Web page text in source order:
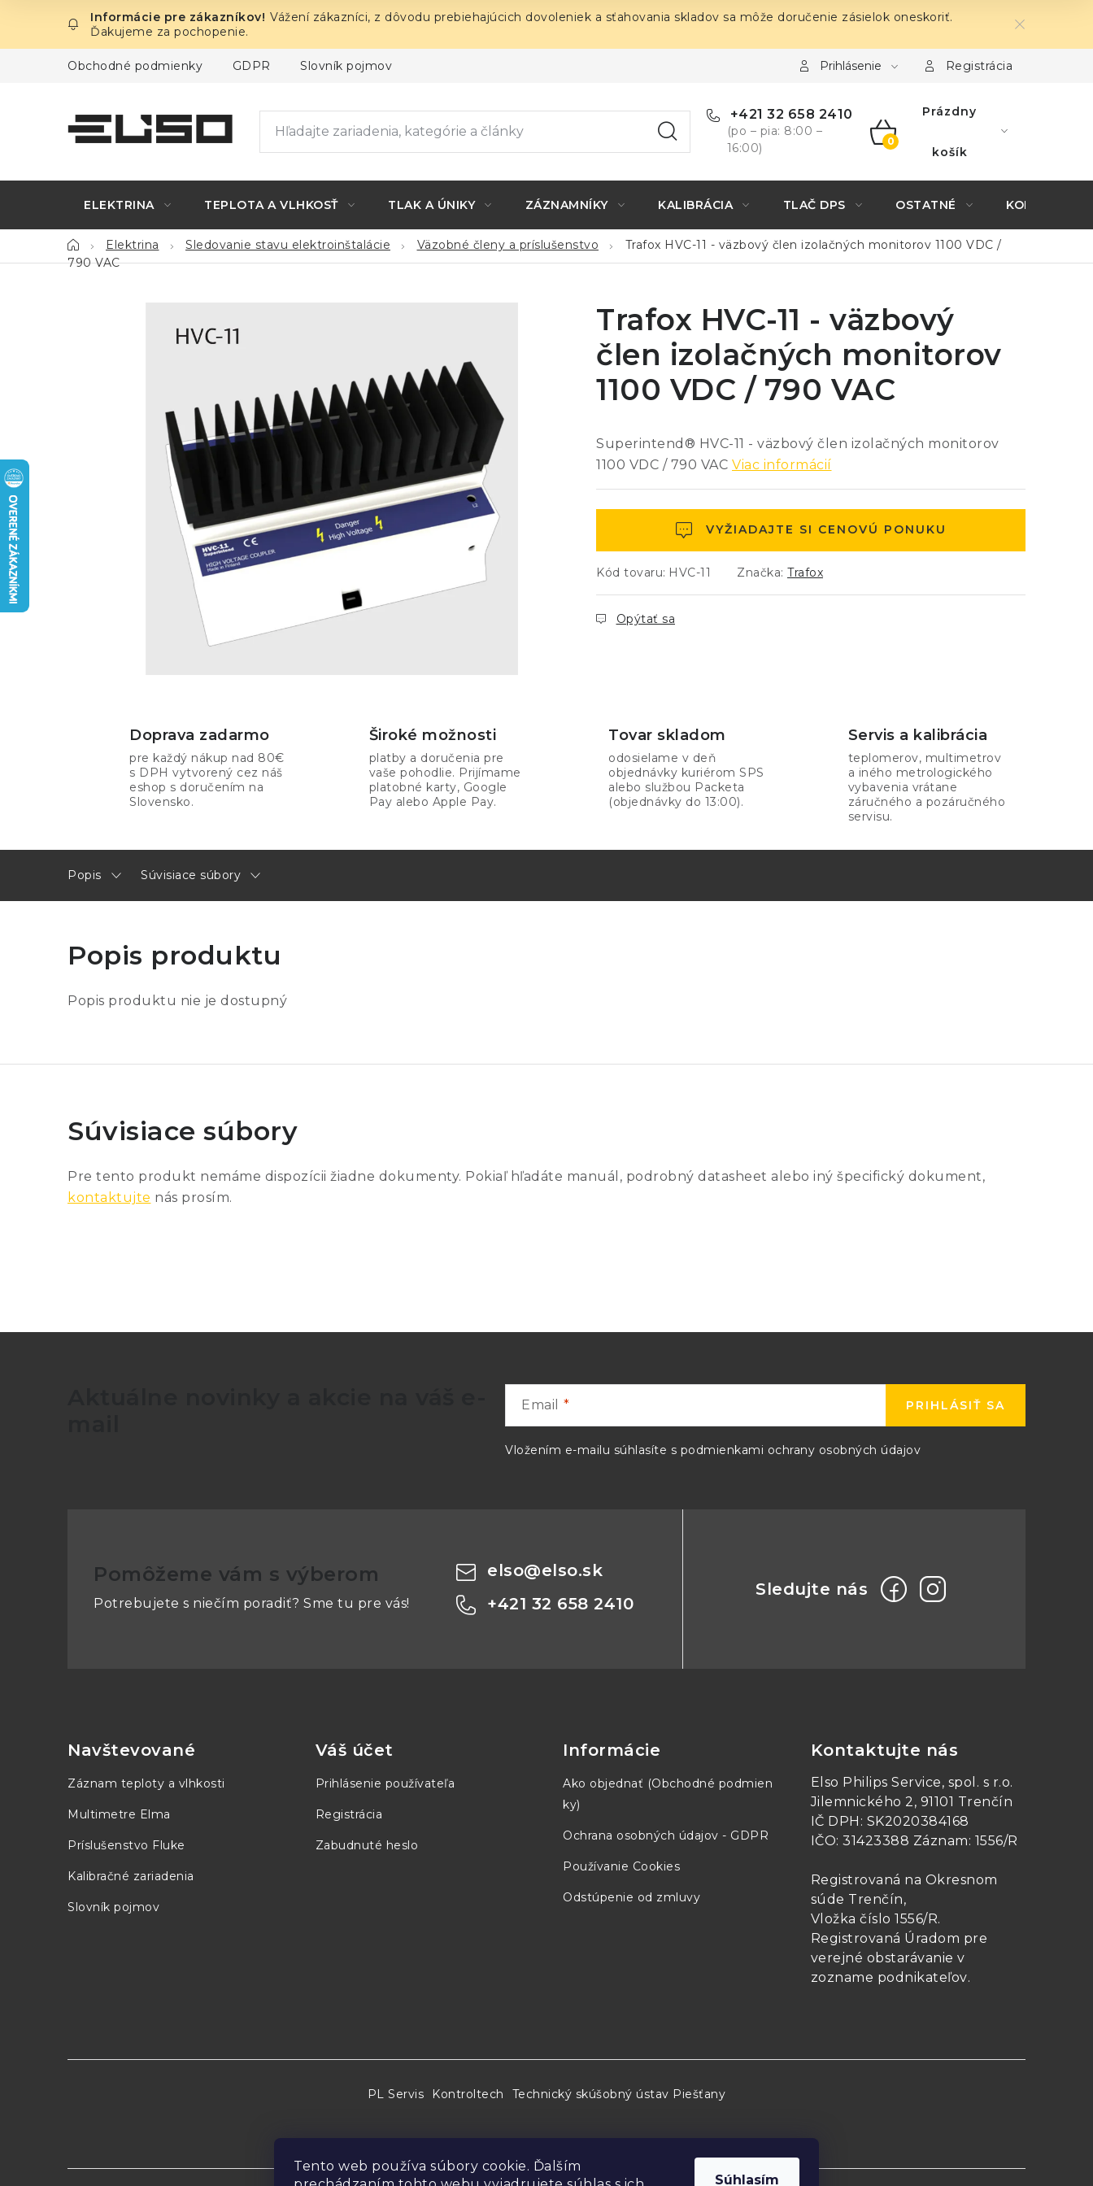
Tento web používa súbory cookie. Ďalším
Súhlasím
obsah
Vážení zákazníci, z dôvodu prebiehajúcich dovoleniek a sťahovania skladov sa môže doručenie zásielok oneskoriť.
Ďakujeme za pochopenie.
Obchodné podmienky GDPR Slovník pojmov Prihlásenie Registrácia
+421 32 658 2410
(po – pia: 8:00 –
16:00)
NÁKUPNÝ
Prázdny
košík
ELEKTRINA TEPLOTA A VLHKOSŤ TLAK A ÚNIKY ZÁZNAMNÍKY KALIBRÁCIA TLAČ DPS OSTATNÉ KONTAKTY
DomovElektrina Sledovanie stavu elektroinštalácie Väzobné členy a príslušenstvo
Trafox HVC-11 - väzbový člen izolačných monitorov 1100 VDC /
790 VAC
Trafox HVC-11 - väzbový
člen izolačných monitorov
1100 VDC / 790 VAC
Superintend® HVC-11 - väzbový člen izolačných monitorov
1100 VDC / 790 VAC Viac informácií
VYŽIADAJTE SI CENOVÚ PONUKU
Kód tovaru: HVC-11 Značka: Trafox
Opýtať sa
Doprava zadarmo
pre každý nákup nad 80€
s DPH vytvorený cez náš
eshop s doručením na
Slovensko.
Široké možnosti
platby a doručenia pre
vaše pohodlie. Prijímame
platobné karty, Google
Pay alebo Apple Pay.
Tovar skladom
odosielame v deň
objednávky kuriérom SPS
alebo službou Packeta
(objednávky do 13:00).
Servis a kalibrácia
teplomerov, multimetrov
a iného metrologického
vybavenia vrátane
záručného a pozáručného
servisu.
Popis Súvisiace súbory
Popis produktu
Popis produktu nie je dostupný
Súvisiace súbory
Pre tento produkt nemáme dispozícii žiadne dokumenty. Pokiaľ hľadáte manuál, podrobný datasheet alebo iný špecifický dokument,
kontaktujte nás prosím.
Email
Vložením e-mailu súhlasíte s podmienkami ochrany osobných údajov
PRIHLÁSIŤ SA
Pomôžeme vám s výberom
Potrebujete s niečím poradiť? Sme tu pre vás!
elso@elso.sk
+421 32 658 2410
Navštevované
Záznam teploty a vlhkosti
Multimetre Elma
Príslušenstvo Fluke
Kalibračné zariadenia
Slovník pojmov
Váš účet
Prihlásenie používateľa
Registrácia
Zabudnuté heslo
Informácie
Ako objednať (Obchodné podmien
ky)
Ochrana osobných údajov - GDPR
Používanie Cookies
Odstúpenie od zmluvy
Kontaktujte nás
Elso Philips Service, spol. s r.o.
Jilemnického 2, 91101 Trenčín
IČ DPH: SK2020384168
IČO: 31423388 Záznam: 1556/R
Registrovaná na Okresnom
súde Trenčín,
Vložka číslo 1556/R.
Registrovaná Úradom pre
verejné obstarávanie v
zozname podnikateľov.
PL Servis Kontroltech Technický skúšobný ústav Piešťany